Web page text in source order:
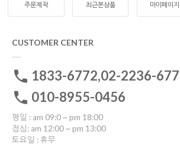
주문제작 최근본상품 마이페이지
CUSTOMER CENTER
1833-6772,02-2236-
010-8955-0456
평일 : am 09:0 ~ pm 18:00
점심: am 12:00 ~ pm 13:00
토요일 : 휴무